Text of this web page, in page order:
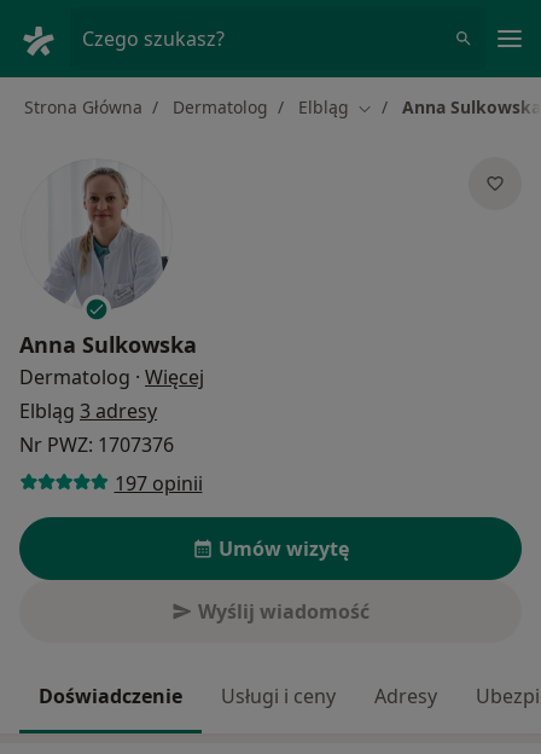
Czego szukasz?
Strona Główna Dermatolog Elbląg Zmień miasto
Anna Sulkowska
Anna Sulkowska
Dermatolog · Więcej
Elbląg 3 adresy
Nr PWZ: 1707376
197 opinii
Umów wizytę
Wyślij wiadomość
Doświadczenie Usługi i ceny Adresy